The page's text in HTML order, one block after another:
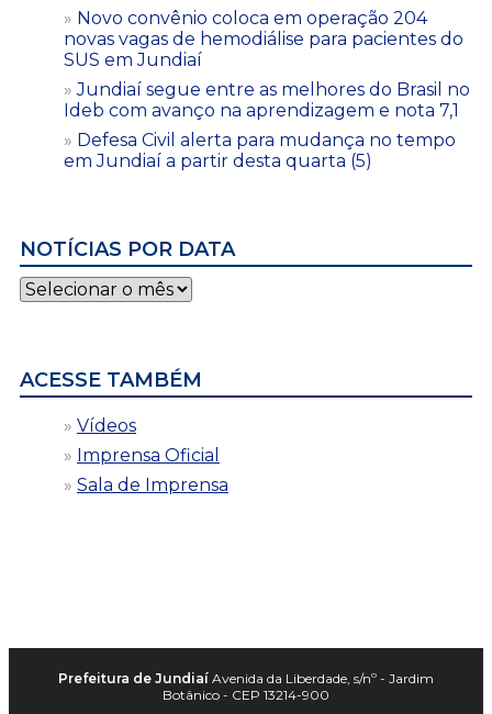
Novo convênio coloca em operação 204
novas vagas de hemodiálise para pacientes do
SUS em Jundiaí
Jundiaí segue entre as melhores do Brasil no
Ideb com avanço na aprendizagem e nota 7,1
Defesa Civil alerta para mudança no tempo
em Jundiaí a partir desta quarta (5)
NOTÍCIAS POR DATA
Notícias
por
ACESSE TAMBÉM
Vídeos
Imprensa Oficial
Sala de Imprensa
Prefeitura de Jundiaí Avenida da Liberdade, s/nº - Jardim
Botânico - CEP 13214-900